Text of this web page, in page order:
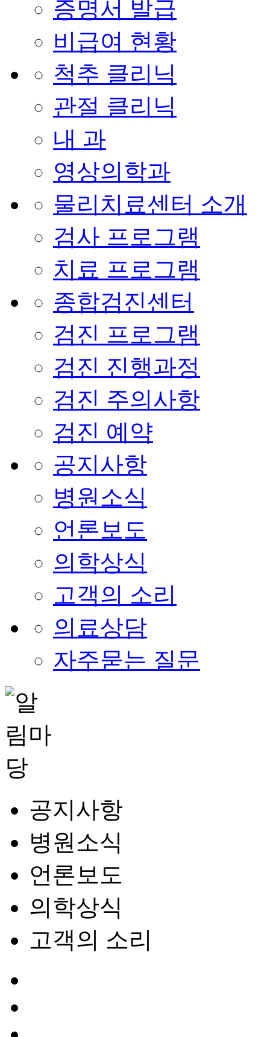
증명서 발급
비급여 현황
척추 클리닉
관절 클리닉
내 과
영상의학과
물리치료센터 소개
검사 프로그램
치료 프로그램
종합검진센터
검진 프로그램
검진 진행과정
검진 주의사항
검진 예약
공지사항
병원소식
언론보도
의학상식
고객의 소리
의료상담
자주묻는 질문
공지사항
병원소식
언론보도
의학상식
고객의 소리